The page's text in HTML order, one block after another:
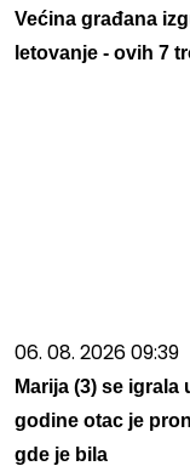
Većina građana
letovanje - ovih 7
06. 08. 2026 09:39
Marija (3) se
godine otac je
gde je bila